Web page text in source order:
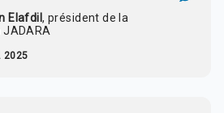
Elafdil, président de la
JADARA
2025